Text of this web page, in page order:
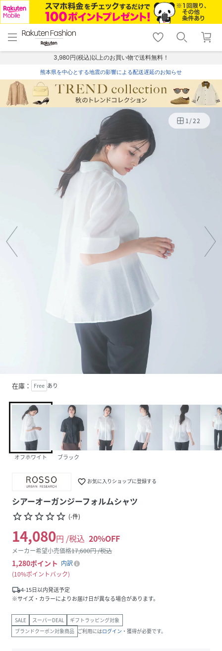
menu home
トップ
shopping_cart lock_outline
ログイン
3,980円(税込)以上のお買い物で送料無料！
熊本県を中心とする地震の影響による配送遅延のお知らせ
1/22
在庫： Free あり
オフホワイト ブラック
favorite_border お気に入りショップに登録する
シアーオーガンジーフォルムシャツ
star_borderstar_borderstar_borderstar_borderstar_border (-件)
14,080円 /税込 20%OFF
メーカー希望小売価格17,600円 /税込
1,280ポイント 内訳
10%ポイントバック
local_shipping4-15日以内発送予定
※サイズ・カラーによりお届け日が異なる場合があります。
SALE スーパーDEAL
ギフトラッピング対象
ブランドクーポン対象商品 ご利用にはログイン ・獲得が必要です。